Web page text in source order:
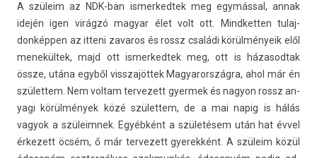
A szüleim az NDK-ban is­merked­tek meg egymással, annak
idején igen virágzó magyar élet volt ott. Mindkett­en tulaj­
donképp­en az it­teni zavaros és rossz családi körülményeik elől
menekültek, majd ott is­merked­tek meg, ott is házasod­tak
össze, utána egyből visszajöt­tek Magyarország­ra, ahol már én
szület­tem. Nem vol­tam ter­vezett gyer­mek és nagyon rossz an­
yagi körülmények közé szület­tem, de a mai napig is hálás
vagyok a szüleim­nek. Egyébként a születésem után hat évvel
érkezett öcsém, ő már ter­vezett gyerek­ként. A szüleim közül